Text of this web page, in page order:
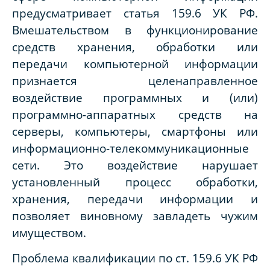
предусматривает статья 159.6 УК РФ.
Вмешательством в функционирование
средств хранения, обработки или
передачи компьютерной информации
признается целенаправленное
воздействие программных и (или)
программно-аппаратных средств на
серверы, компьютеры, смартфоны или
информационно-телекоммуникационные
сети. Это воздействие нарушает
установленный процесс обработки,
хранения, передачи информации и
позволяет виновному завладеть чужим
имуществом.
Проблема квалификации по ст. 159.6 УК РФ